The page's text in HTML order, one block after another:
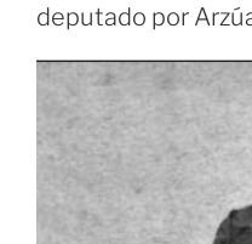
deputado por